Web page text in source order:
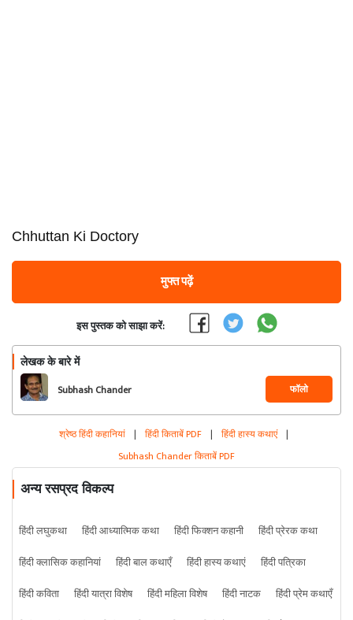
Chhuttan Ki Doctory
मुफ्त पढ़ें
इस पुस्तक को साझा करें:
लेखक के बारे में
Subhash Chander फॉलो
श्रेष्ठ हिंदी कहानियां | हिंदी किताबें PDF | हिंदी हास्य कथाएं |
Subhash Chander किताबें PDF
अन्य रसप्रद विकल्प
हिंदी लघुकथा हिंदी आध्यात्मिक कथा हिंदी फिक्शन कहानी
हिंदी प्रेरक कथा
हिंदी क्लासिक कहानियां
हिंदी बाल कथाएँ हिंदी हास्य कथाएं
हिंदी पत्रिका
हिंदी कविता
हिंदी यात्रा विशेष हिंदी महिला विशेष हिंदी नाटक
हिंदी प्रेम कथाएँ